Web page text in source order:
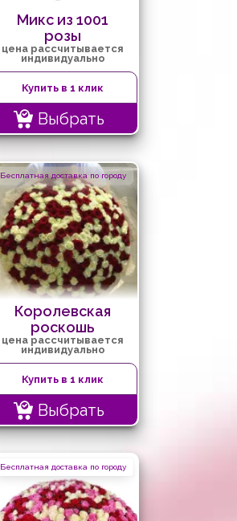
Микс из 1001
розы
цена рассчитывается
индивидуально
Купить в 1 клик
Выбрать
Бесплатная доставка по городу
Королевская
роскошь
цена рассчитывается
индивидуально
Купить в 1 клик
Выбрать
Бесплатная доставка по городу